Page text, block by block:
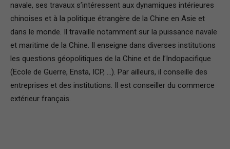
navale, ses travaux s’intéressent aux dynamiques intérieures
chinoises et à la politique étrangère de la Chine en Asie et
dans le monde. Il travaille notamment sur la puissance navale
et maritime de la Chine. Il enseigne dans diverses institutions
les questions géopolitiques de la Chine et de l’Indopacifique
(Ecole de Guerre, Ensta, ICP, …). Par ailleurs, il conseille des
entreprises et des institutions. Il est conseiller du commerce
extérieur français.